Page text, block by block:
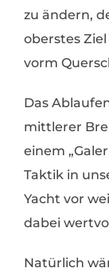
zu ändern,
oberstes
vorm
Das
mittlerer
einem
Taktik in
Yacht vor
dabei
Natürlich